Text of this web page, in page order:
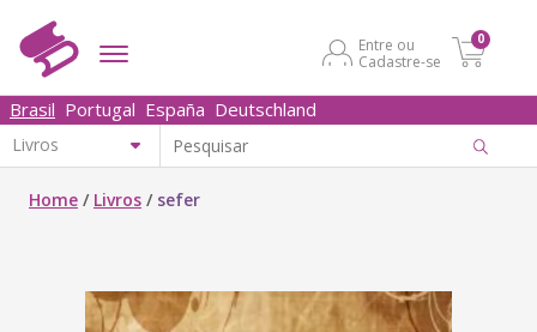
Entre ou
Cadastre-se
0
Brasil Portugal España Deutschland
Home / Livros / sefer